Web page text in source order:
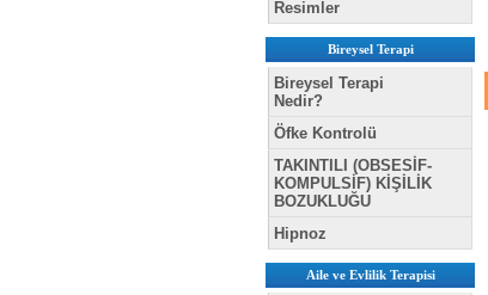
Resimler
Bireysel Terapi
Bireysel Terapi
Nedir?
Öfke Kontrolü
TAKINTILI (OBSESİF-
KOMPULSİF) KİŞİLİK
BOZUKLUĞU
Hipnoz
Aile ve Evlilik Terapisi